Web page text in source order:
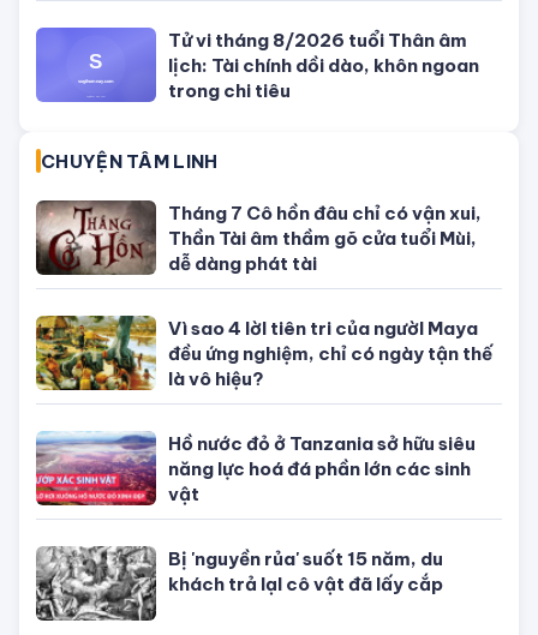
SỐ ĐẸP THEO NGÀY
04/08/2026 của 12 con giáp
Con số may mắn ngày hôm nay
03/08/2026 của 12 con giáp
Con số may mắn ngày hôm nay
02/08/2026 của 12 con giáp
Con số may mắn ngày hôm nay
01/08/2026 của 12 con giáp
TỬ VI CỦA 12 CON GIÁP